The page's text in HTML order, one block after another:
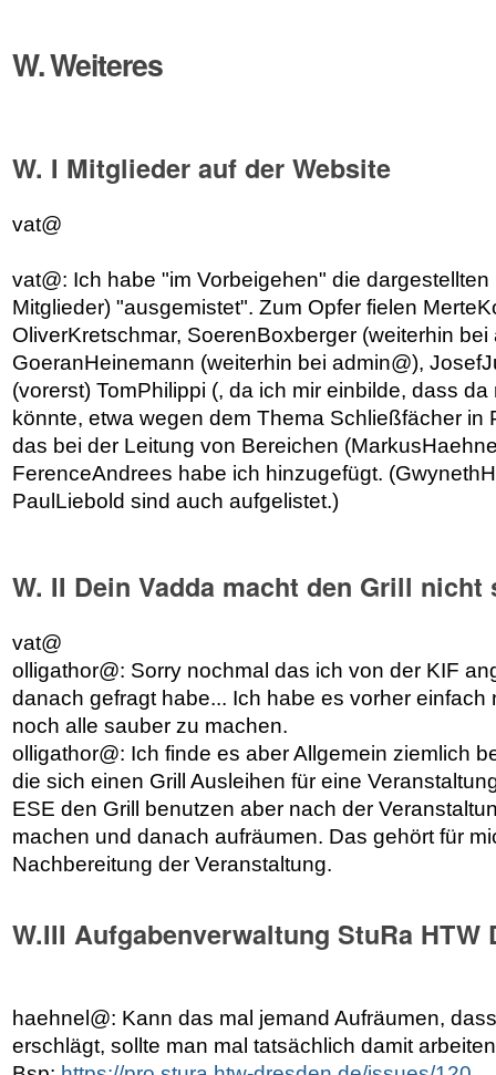
W. Weiteres
W. I Mitglieder auf der Website
vat@
vat@: Ich habe "im Vorbeigehen" die
Mitglieder) "ausgemistet". Zum Opfer fielen
OliverKretschmar, SoerenBoxberger (weiterhin
GoeranHeinemann (weiterhin bei admin@),
(vorerst) TomPhilippi (, da ich mir einbilde, dass
könnte, etwa wegen dem Thema Schließfächer in
das bei der Leitung von Bereichen
FerenceAndrees habe ich hinzugefügt.
PaulLiebold sind auch aufgelistet.)
W. II Dein Vadda macht den Grill nicht
vat@
olligathor@: Sorry nochmal das ich von der KIF
danach gefragt habe... Ich habe es vorher einfach
noch alle sauber zu machen.
olligathor@: Ich finde es aber Allgemein ziemlich
die sich einen Grill Ausleihen für eine
ESE den Grill benutzen aber nach der
machen und danach aufräumen. Das gehört für
Nachbereitung der Veranstaltung.
W.III Aufgabenverwaltung StuRa HTW
haehnel@: Kann das mal jemand Aufräumen,
erschlägt, sollte man mal tatsächlich damit